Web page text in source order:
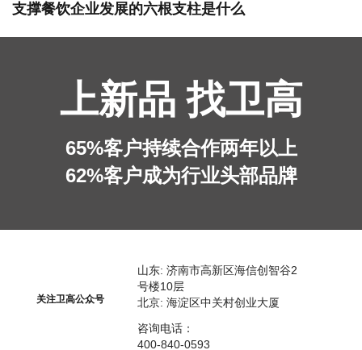
支撑餐饮企业发展的六根支柱是什么
上新品 找卫高
65%客户持续合作两年以上
62%客户成为行业头部品牌
关注卫高公众号
山东: 济南市高新区海信创智谷2
号楼10层
北京: 海淀区中关村创业大厦
咨询电话：
400-840-0593​